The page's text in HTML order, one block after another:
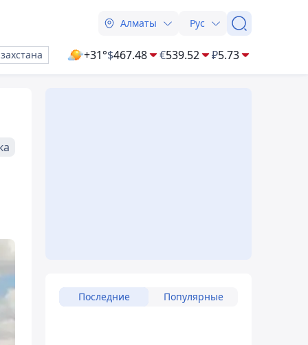
Алматы Рус
+31°$467.48 €539.52 ₽5.73
Последние Популярные